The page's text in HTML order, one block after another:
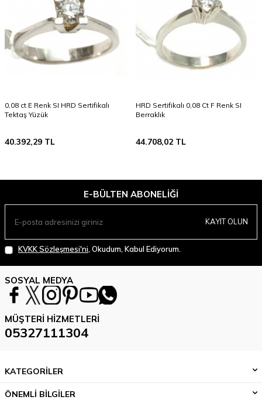
0,08 ct E Renk SI HRD Sertifikalı
Tektaş Yüzük
40.392,29 TL
HRD Sertifikalı 0,08 Ct F Renk SI
Berraklık
44.708,02 TL
E-BÜLTEN ABONELIĞI
KAYIT OLUN
KVKK Sözleşmesi'ni , Okudum, Kabul Ediyorum.
SOSYAL MEDYA
MÜŞTERI HIZMETLERI
05327111304
KATEGORİLER
ÖNEMLİ BİLGİLER